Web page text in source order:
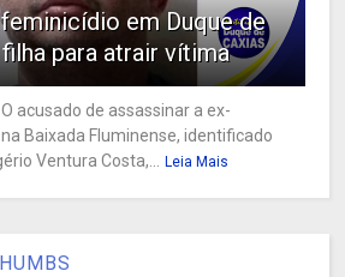
em Duque de
para atrair vítima
O acusado de assassinar a ex-
Baixada Fluminense, identificado
Ventura Costa,... Leia Mais